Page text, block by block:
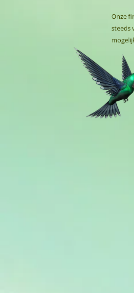
Onze
steeds